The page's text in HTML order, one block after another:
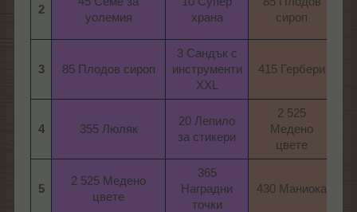
2
уолемия​
храна​
сироп​
3 85 Плодов сироп​
3 Сандък с
инструменти
XXL​
415 Гербери​
4 355 Люляк​
20 Лепило
за стикери​
2 525
Медено
цвете​
5
2 525 Медено
цвете​
365
Наградни
точки​
430 Маниока​